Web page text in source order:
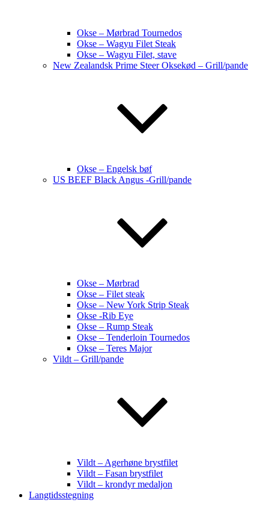
Okse – Mørbrad Tournedos
Okse – Wagyu Filet Steak
Okse – Wagyu Filet, stave
New Zealandsk Prime Steer Oksekød – Grill/pande
Okse – Engelsk bøf
US BEEF Black Angus -Grill/pande
Okse – Mørbrad
Okse – Filet steak
Okse – New York Strip Steak
Okse -Rib Eye
Okse – Rump Steak
Okse – Tenderloin Tournedos
Okse – Teres Major
Vildt – Grill/pande
Vildt – Agerhøne brystfilet
Vildt – Fasan brystfilet
Vildt – krondyr medaljon
Langtidsstegning